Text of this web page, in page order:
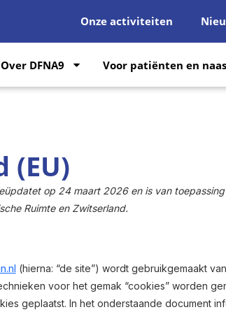
Onze activiteiten
Over DFNA9 Voor patiënten en
(EU)
op 24 maart 2026 en is van
Ruimte en Zwitserland.
(hierna: “de site”) wordt gebruikgemaakt
voor het gemak “cookies” worden
geplaatst. In het onderstaande document